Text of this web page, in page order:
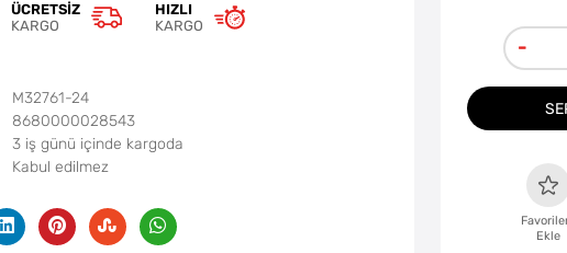
ÜCRETSIZ
KARGO
HIZLI
KARGO
M32761-24
8680000028543
3 iş günü içinde kargoda
-
Ekle